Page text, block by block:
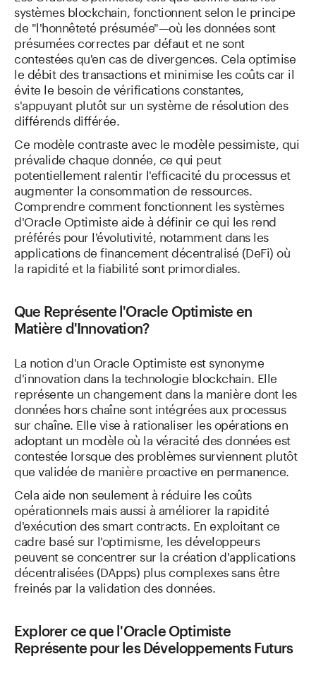
systèmes blockchain, fonctionnent selon le principe
de "l'honnêteté présumée"—où les données sont
présumées correctes par défaut et ne sont
contestées qu'en cas de divergences. Cela optimise
le débit des transactions et minimise les coûts car il
évite le besoin de vérifications constantes,
s'appuyant plutôt sur un système de résolution des
différends différée.
Ce modèle contraste avec le modèle pessimiste, qui
prévalide chaque donnée, ce qui peut
potentiellement ralentir l'efficacité du processus et
augmenter la consommation de ressources.
Comprendre comment fonctionnent les systèmes
d'Oracle Optimiste aide à définir ce qui les rend
préférés pour l'évolutivité, notamment dans les
applications de financement décentralisé (DeFi) où
la rapidité et la fiabilité sont primordiales.
Que Représente l'Oracle Optimiste en
Matière d'Innovation?
La notion d'un Oracle Optimiste est synonyme
d'innovation dans la technologie blockchain. Elle
représente un changement dans la manière dont les
données hors chaîne sont intégrées aux processus
sur chaîne. Elle vise à rationaliser les opérations en
adoptant un modèle où la véracité des données est
contestée lorsque des problèmes surviennent plutôt
que validée de manière proactive en permanence.
Cela aide non seulement à réduire les coûts
opérationnels mais aussi à améliorer la rapidité
d'exécution des smart contracts. En exploitant ce
cadre basé sur l'optimisme, les développeurs
peuvent se concentrer sur la création d'applications
décentralisées (DApps) plus complexes sans être
freinés par la validation des données.
Explorer ce que l'Oracle Optimiste
Représente pour les Développements Futurs